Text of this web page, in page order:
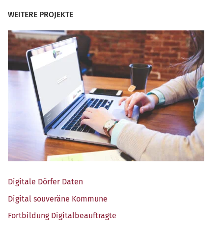
WEITERE PROJEKTE
Digi­ta­le Dör­fer Daten
Digi­tal sou­ve­rä­ne Kommune
Fort­bil­dung Digitalbeauftragte